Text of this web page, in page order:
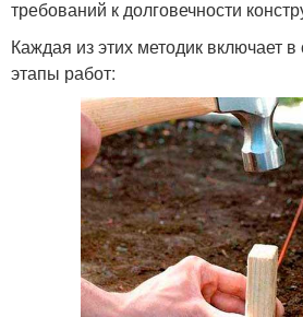
требований к долговечности
Каждая из этих методик включает
этапы работ: